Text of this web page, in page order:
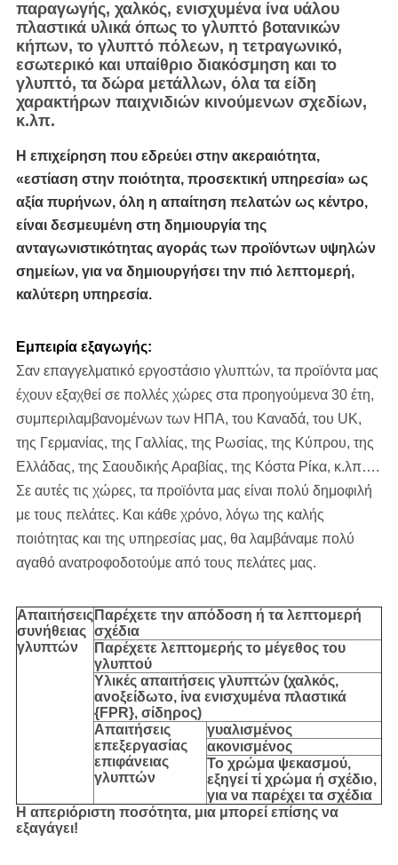
παραγωγής, χαλκός, ενισχυμένα ίνα υάλου
πλαστικά υλικά όπως το γλυπτό βοτανικών
κήπων, το γλυπτό πόλεων, η τετραγωνικό,
εσωτερικό και υπαίθριο διακόσμηση και το
γλυπτό, τα δώρα μετάλλων, όλα τα είδη
χαρακτήρων παιχνιδιών κινούμενων σχεδίων,
κ.λπ.
Η επιχείρηση που εδρεύει στην ακεραιότητα,
«εστίαση στην ποιότητα, προσεκτική υπηρεσία» ως
αξία πυρήνων, όλη η απαίτηση πελατών ως κέντρο,
είναι δεσμευμένη στη δημιουργία της
ανταγωνιστικότητας αγοράς των προϊόντων υψηλών
σημείων, για να δημιουργήσει την πιό λεπτομερή,
καλύτερη υπηρεσία.
Εμπειρία εξαγωγής:
Σαν επαγγελματικό εργοστάσιο γλυπτών, τα προϊόντα μας
έχουν εξαχθεί σε πολλές χώρες στα προηγούμενα 30 έτη,
συμπεριλαμβανομένων των ΗΠΑ, του Καναδά, του UK,
της Γερμανίας, της Γαλλίας, της Ρωσίας, της Κύπρου, της
Ελλάδας, της Σαουδικής Αραβίας, της Κόστα Ρίκα, κ.λπ….
Σε αυτές τις χώρες, τα προϊόντα μας είναι πολύ δημοφιλή
με τους πελάτες. Και κάθε χρόνο, λόγω της καλής
ποιότητας και της υπηρεσίας μας, θα λαμβάναμε πολύ
αγαθό ανατροφοδοτούμε από τους πελάτες μας.
Απαιτήσεις
συνήθειας
γλυπτών
Παρέχετε την απόδοση ή τα λεπτομερή
σχέδια
Παρέχετε λεπτομερής το μέγεθος του
γλυπτού
Υλικές απαιτήσεις γλυπτών (χαλκός,
ανοξείδωτο,ίνα ενισχυμένα πλαστικά
{FPR}, σίδηρος)
Απαιτήσεις
επεξεργασίας
επιφάνειας
γλυπτών
γυαλισμένος
ακονισμένος
Το χρώμα ψεκασμού,
εξηγεί τί χρώμα ή σχέδιο,
για να παρέχει τα σχέδια
Η απεριόριστη ποσότητα, μια μπορεί επίσης να
εξαγάγει!